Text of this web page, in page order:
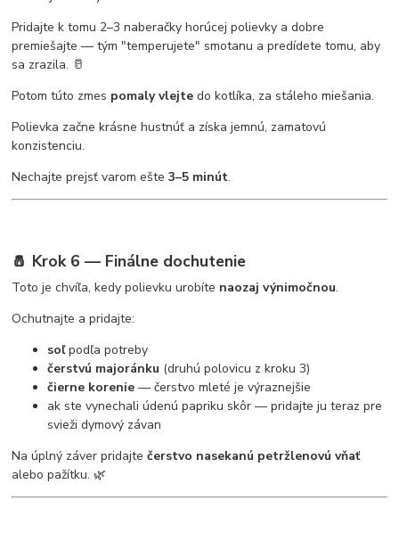
Pridajte k tomu 2–3 naberačky horúcej polievky a dobre
premiešajte — tým "temperujete" smotanu a predídete tomu, aby
sa zrazila. 🥛
Potom túto zmes pomaly vlejte do kotlíka, za stáleho miešania.
Polievka začne krásne hustnúť a získa jemnú, zamatovú
konzistenciu.
Nechajte prejsť varom ešte3–5 minút.
🧂 Krok 6 — Finálne dochutenie
Toto je chvíľa, kedy polievku urobíte naozaj výnimočnou.
Ochutnajte a pridajte:
soľpodľa potreby
čerstvú majoránku (druhú polovicu z kroku 3)
čierne korenie — čerstvo mleté je výraznejšie
ak ste vynechali údenú papriku skôr — pridajte ju teraz pre
svieži dymový závan
Na úplný záver pridajtečerstvo nasekanú petržlenovú vňať
alebo pažítku. 🌿